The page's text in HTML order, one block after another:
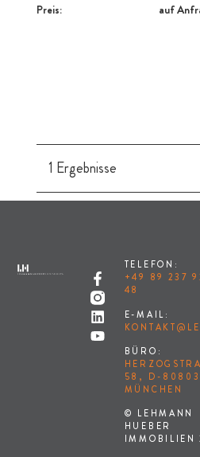
Preis: auf
1 Ergebnisse
TELEFON:
+49 89 237
48
E-MAIL:
BÜRO:
8, D-80803 M
ÜNCHEN
© LEHMANN
HUEBER
IMMOBILIEN